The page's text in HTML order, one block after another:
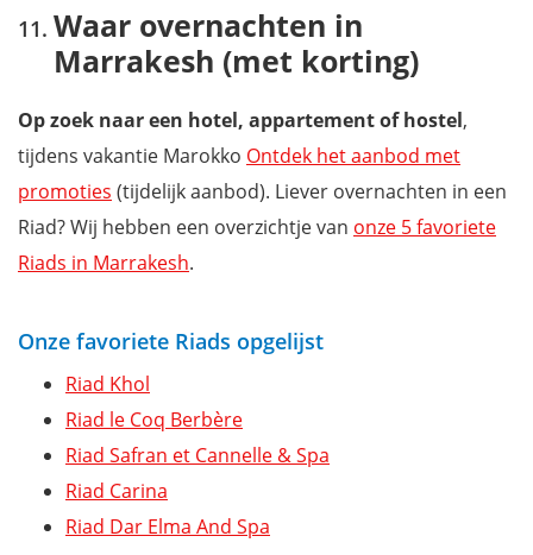
Waar overnachten in
Marrakesh (met korting)
Op zoek naar een hotel, appartement of hostel,
tijdens vakantie Marokko Ontdek het aanbod met
promoties (tijdelijk aanbod). Liever overnachten in een
Riad? Wij hebben een overzichtje van onze 5 favoriete
Riads in Marrakesh.
Onze favoriete Riads opgelijst
Riad Khol
Riad le Coq Berbère
Riad Safran et Cannelle & Spa
Riad Carina
Riad Dar Elma And Spa